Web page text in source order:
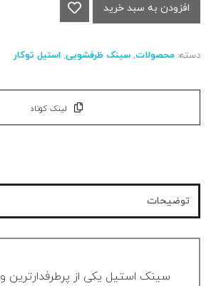
افزودن به سبد خرید
دسته:محصولات,سینک ظرفشویی,استیل توکار
لینک کوتاه
سینک استیل یکی از پرطرفدارترین و